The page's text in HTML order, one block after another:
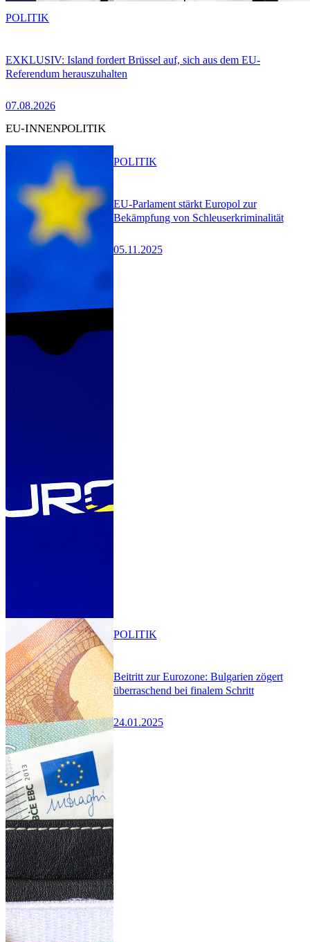
EXKLUSIV: Island fordert Brüssel auf, sich aus dem EU-
Referendum herauszuhalten
07.08.2026
POLITIK
EU-INNENPOLITIK
EU-Parlament stärkt Europol zur
Bekämpfung von Schleuserkriminalität
05.11.2025
POLITIK
Beitritt zur Eurozone: Bulgarien zögert
überraschend bei finalem Schritt
24.01.2025
POLITIK